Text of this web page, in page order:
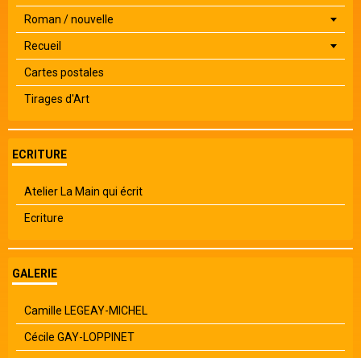
Roman / nouvelle
Recueil
Cartes postales
Tirages d'Art
ECRITURE
Atelier La Main qui écrit
Ecriture
GALERIE
Camille LEGEAY-MICHEL
Cécile GAY-LOPPINET